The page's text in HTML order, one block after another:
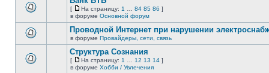
непрочитанных
сообщений.
этой
непрочитанных
сообщений.
[
На
страницу
На страницу: 1 84 85 86 ]
в форуме Основной форум
Проводной Интернет при нарушении
в форуме Провайдеры, сети, связь
Структура Сознания
[
На
На страницу: 1 12 13 14 ]
в форуме Хобби / Увлечения